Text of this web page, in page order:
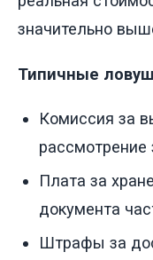
значительно
Типичные
Комиссия за
рассмотрение
Плата за
документа
Штрафы за